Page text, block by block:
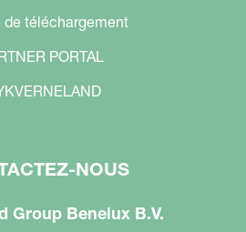
de téléchargement
PORTAL
NOUS
Group Benelux B.V.